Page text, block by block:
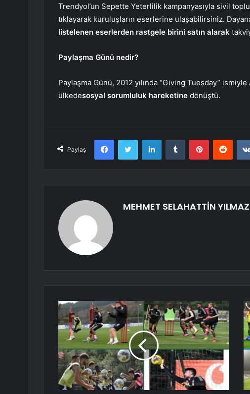
Trendyol’un Sepette Yeterlilik kampanyasıyla sivil
tıklayarak kuruluşların eserlerine ulaşabilirsiniz.
listelenen eserlerden rastgele birini satın alarak
Paylaşma Günü nedir?
Paylaşma Günü, 2012 yılında “Giving Tuesday”
ülkedesosyal sorumluluk hareketine dönüştü.
Paylaş
FacebookTwitter LinkedInTumblr Pinterest
MEHMET SELAHATTİN YILMAZ